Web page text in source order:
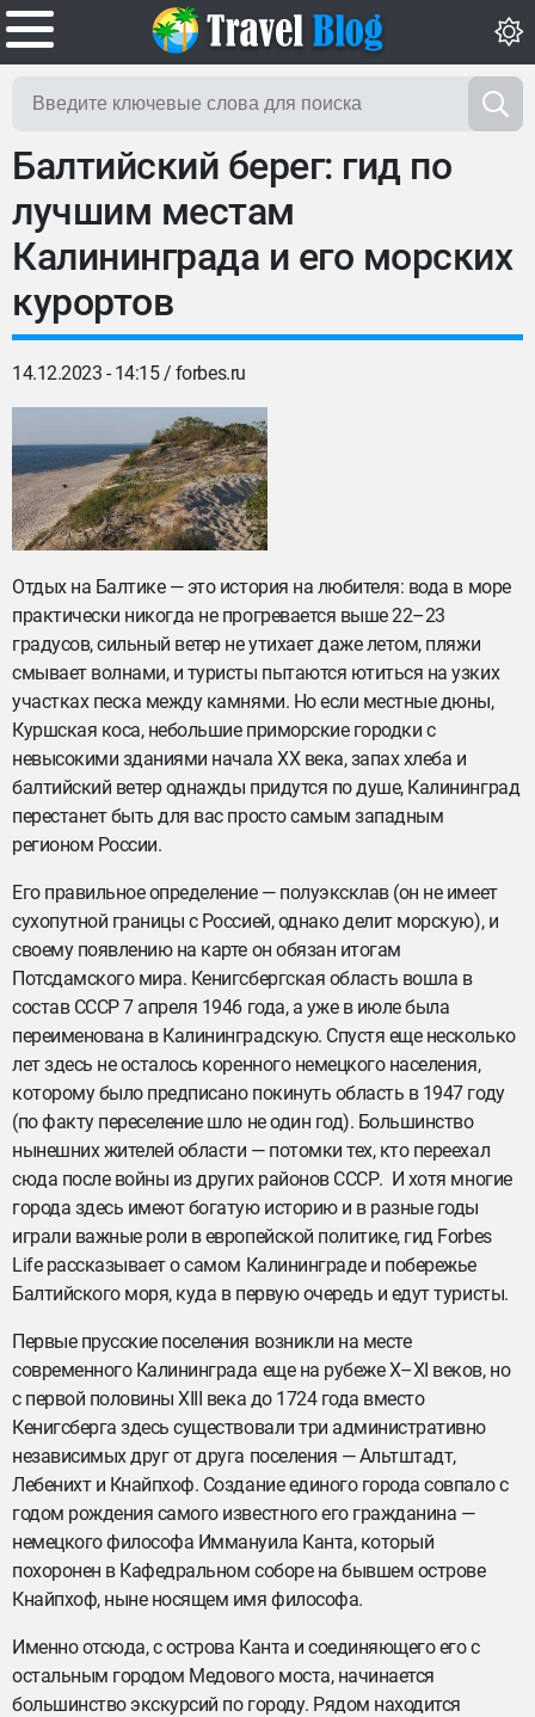
Балтийский берег: гид по
лучшим местам
Калининграда и его морских
курортов
14.12.2023 - 14:15 / forbes.ru
Отдых на Балтике — это история на любителя: вода в море
практически никогда не прогревается выше 22–23
градусов, сильный ветер не утихает даже летом, пляжи
смывает волнами, и туристы пытаются ютиться на узких
участках песка между камнями. Но если местные дюны,
Куршская коса, небольшие приморские городки с
невысокими зданиями начала XX века, запах хлеба и
балтийский ветер однажды придутся по душе, Калининград
перестанет быть для вас просто самым западным
регионом России.
Его правильное определение — полуэксклав (он не имеет
сухопутной границы с Россией, однако делит морскую), и
своему появлению на карте он обязан итогам
Потсдамского мира. Кенигсбергская область вошла в
состав СССР 7 апреля 1946 года, а уже в июле была
переименована в Калининградскую. Спустя еще несколько
лет здесь не осталось коренного немецкого населения,
которому было предписано покинуть область в 1947 году
(по факту переселение шло не один год). Большинство
нынешних жителей области — потомки тех, кто переехал
сюда после войны из других районов СССР. И хотя многие
города здесь имеют богатую историю и в разные годы
играли важные роли в европейской политике, гид Forbes
Life рассказывает о самом Калининграде и побережье
Балтийского моря, куда в первую очередь и едут туристы.
Первые прусские поселения возникли на месте
современного Калининграда еще на рубеже Х–XI веков, но
с первой половины XIII века до 1724 года вместо
Кенигсберга здесь существовали три административно
независимых друг от друга поселения — Альтштадт,
Лебенихт и Кнайпхоф. Создание единого города совпало с
годом рождения самого известного его гражданина —
немецкого философа Иммануила Канта, который
похоронен в Кафедральном соборе на бывшем острове
Кнайпхоф, ныне носящем имя философа.
Именно отсюда, с острова Канта и соединяющего его с
остальным городом Медового моста, начинается
большинство экскурсий по городу. Рядом находится